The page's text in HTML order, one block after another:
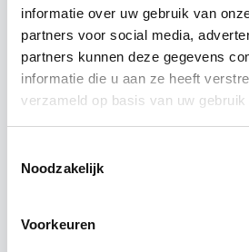
informatie over uw gebruik van
partners voor social media,
partners kunnen deze gegevens
informatie die u aan ze heeft
verzameld op basis van uw
Noodzakelijk
Voorkeuren
500 € 0,90
750 € 0,68